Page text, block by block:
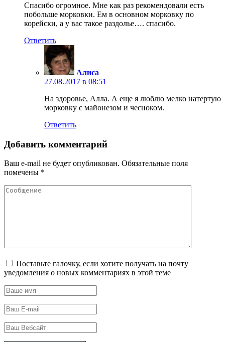
Спасибо огромное. Мне как раз рекомендовали есть
побольше морковки. Ем в основном морковку по
корейски, а у вас такое раздолье…. спасибо.
Ответить
Алиса
27.08.2017 в 08:51
На здоровье, Алла. А еще я люблю мелко натертую
морковку с майонезом и чесноком.
Ответить
Добавить комментарий
Ваш e-mail не будет опубликован. Обязательные поля
помечены *
Поставьте галочку, если хотите получать на почту
уведомления о новых комментариях в этой теме